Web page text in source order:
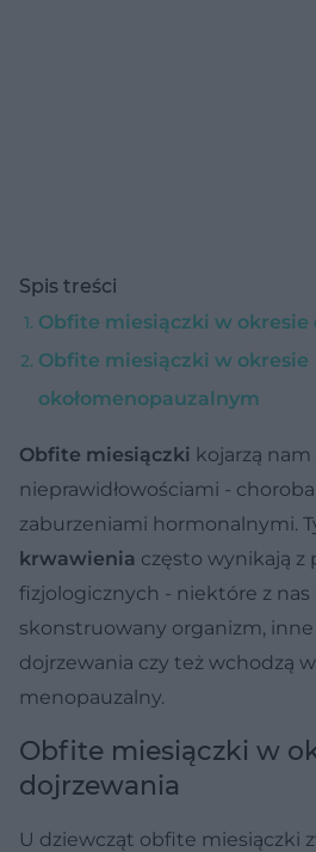
Spis treści
Obfite miesiączki w okresie
Obfite miesiączki w okresie
okołomenopauzalnym
Obfite miesiączki kojarzą nam
nieprawidłowościami -
zaburzeniami hormonalnymi.
krwawienia często wynikają z
fizjologicznych - niektóre z nas
skonstruowany organizm, inne
dojrzewania czy też wchodzą
menopauzalny.
Obfite miesiączki w
dojrzewania
U dziewcząt obfite miesiączki